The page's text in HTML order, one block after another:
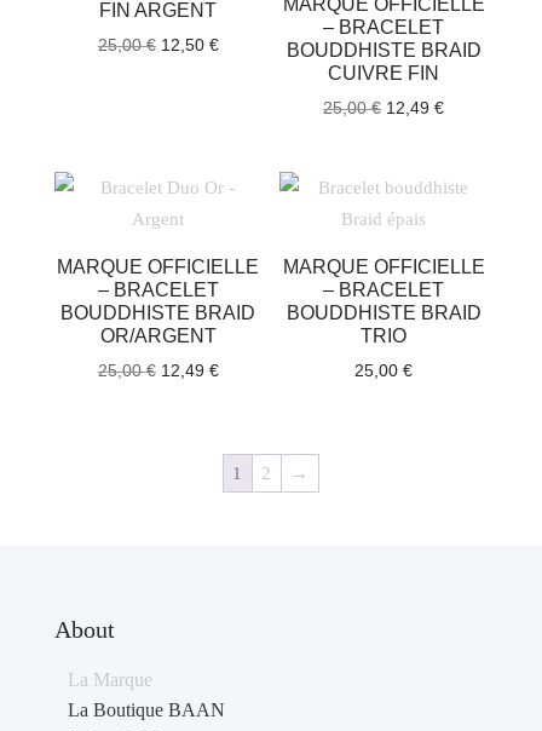
FIN ARGENT
25,00€ Le
12,50 €Le
– BRACELET
BOUDDHISTE BRAID
CUIVRE FIN
25,00€ Le
était :
25,00 €.
12,49€Le
est :
MARQUE OFFICIELLE
– BRACELET
BOUDDHISTE BRAID
OR/ARGENT
25,00€ Le
12,49 €Le
est :
12,49 €.
MARQUE OFFICIELLE
– BRACELET
BOUDDHISTE BRAID
TRIO
25,00€
1 2 →
About
La Marque
La Boutique BAAN